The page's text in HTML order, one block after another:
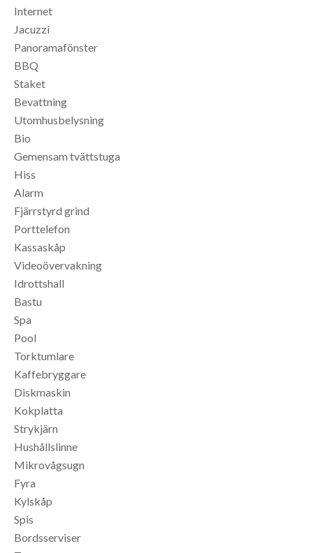
Internet
Jacuzzi
Panoramafönster
BBQ
Staket
Bevattning
Utomhusbelysning
Bio
Gemensam tvättstuga
Hiss
Alarm
Fjärrstyrd grind
Porttelefon
Kassaskåp
Videoövervakning
Idrottshall
Bastu
Spa
Pool
Torktumlare
Kaffebryggare
Diskmaskin
Kokplatta
Strykjärn
Hushållslinne
Mikrovågsugn
Fyra
Kylskåp
Spis
Bordsserviser